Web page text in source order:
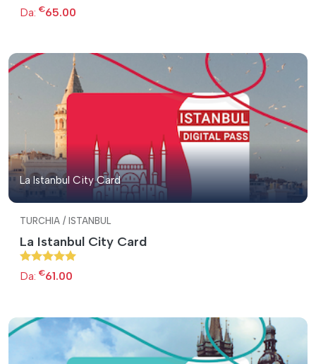
Da: €65.00
La Istanbul City Card
TURCHIA / ISTANBUL
La Istanbul City Card
Da: €61.00